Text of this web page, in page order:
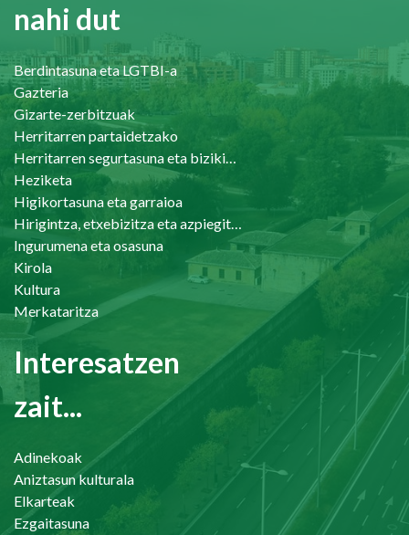
nahi dut
Berdintasuna eta LGTBI-a
Gazteria
Gizarte-zerbitzuak
Herritarren partaidetzako
Herritarren segurtasuna eta bizikidetasuna
Heziketa
Higikortasuna eta garraioa
Hirigintza, etxebizitza eta azpiegiturak
Ingurumena eta osasuna
Kirola
Kultura
Merkataritza
Interesatzen
zait...
Adinekoak
Aniztasun kulturala
Elkarteak
Ezgaitasuna